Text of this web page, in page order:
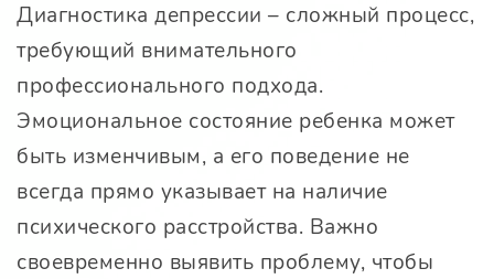
Диагностика депрессии – сложный процесс,
требующий внимательного
профессионального подхода.
Эмоциональное состояние ребенка может
быть изменчивым, а его поведение не
всегда прямо указывает на наличие
психического расстройства. Важно
своевременно выявить проблему, чтобы